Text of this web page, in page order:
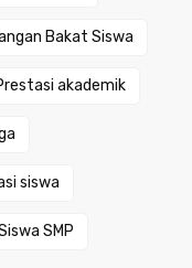
Bakat Siswa
akademik
siswa
SMP